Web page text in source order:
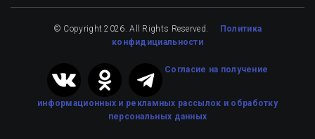
© Copyright 2026. All Rights Reserved.
Политика
конфидициальности
Cогласие на получение
информационных и рекламных рассылок и обработку
персональных данных